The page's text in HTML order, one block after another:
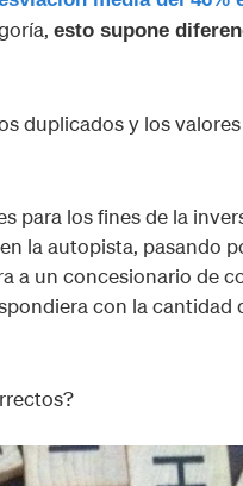
esto supone
duplicados y los
para los fines de la
la autopista, pasando
a un concesionario de
con la